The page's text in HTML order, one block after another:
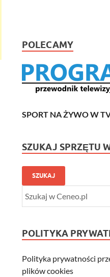
POLECAMY
SPORT NA ŻYWO W
SZUKAJ SPRZĘTU
SZUKAJ
POLITYKA
Polityka prywatności
plików cookies